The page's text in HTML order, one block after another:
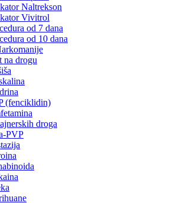
Naltrekson
Vivitrol
od 7 dana
od 10 dana
na drogu
(fenciklidin)
droga
PVP